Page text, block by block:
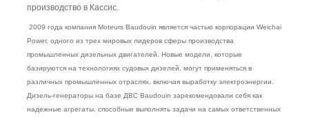
производство в Кассис.
2009 года компания Moteurs Baudouin является частью корпорации Weichai
Power, одного из трех мировых лидеров сферы производства
промышленных дизельных двигателей. Новые модели, которые
базируются на технологиях судовых дизелей, могут применяться в
различных промышленных отраслях, включая выработку электроэнергии.
Дизель-генераторы на базе ДВС Baudouin зарекомендовали себя как
надежные агрегаты, способные выполнять задачи на самых ответственных